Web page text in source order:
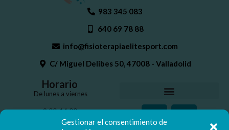
Gestionar el consentimiento de
983 345 083
640 69 78 88
info@fisioterapiaelitesport.com
C/ Miguel Delibes 50, 47008 - Valladolid
Horario
De lunes a viernes
9:00-14:00
16:30-20:30